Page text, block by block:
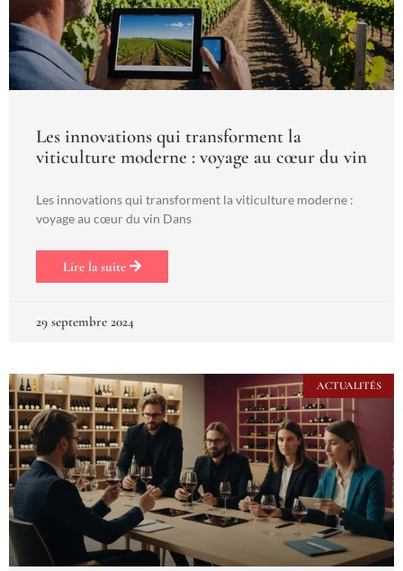
Les innovations qui transforment la
viticulture moderne : voyage au cœur du vin
Les innovations qui transforment la viticulture moderne :
voyage au cœur du vin Dans
Lire la suite
29 septembre 2024
ACTUALITÉS